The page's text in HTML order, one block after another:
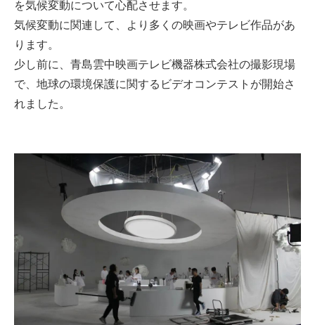
を気候変動について心配させます。
気候変動に関連して、より多くの映画やテレビ作品があ
ります。
少し前に、青島雲中映画テレビ機器株式会社の撮影現場
で、地球の環境保護に関するビデオコンテストが開始さ
れました。